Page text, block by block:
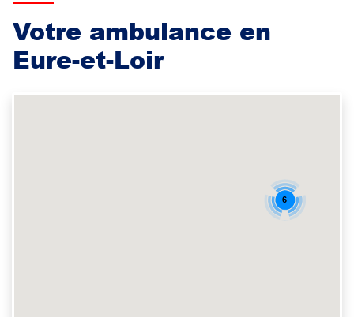
Votre ambulance en
Eure-et-Loir
6